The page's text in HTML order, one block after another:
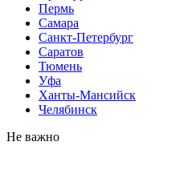
Пермь
Самара
Санкт-Петербург
Саратов
Тюмень
Уфа
Ханты-Мансийск
Челябинск
Не важно